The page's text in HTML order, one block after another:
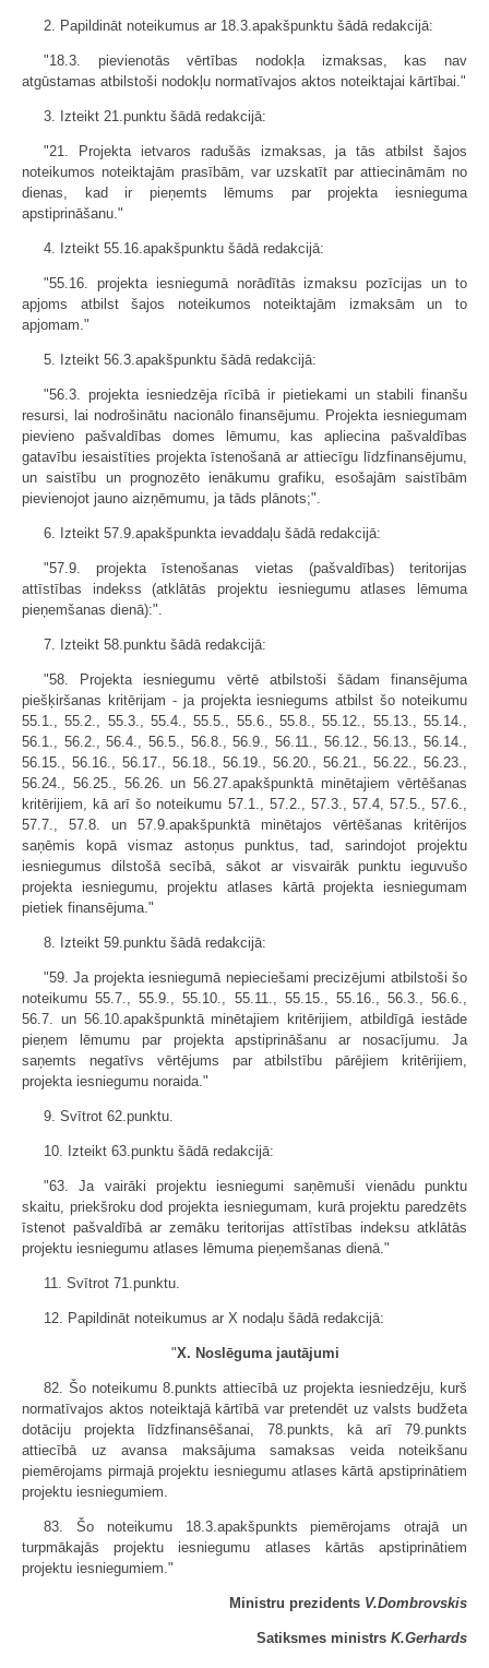
2. Papildināt noteikumus ar 18.3.apakš­punktu šādā redakcijā:
"18.3. pievienotās vērtības nodokļa izmaksas, kas nav
atgūstamas atbilstoši nodokļu normatīvajos aktos noteiktajai kārtībai."
3. Izteikt 21.punktu šādā redakcijā:
"21. Projekta ietvaros radušās izmaksas, ja tās atbilst šajos
noteikumos noteiktajām prasībām, var uzskatīt par attiecināmām no
dienas, kad ir pieņemts lēmums par projekta iesnieguma
apstiprināšanu."
4. Izteikt 55.16.apakšpunktu šādā redakcijā:
"55.16. projekta iesniegumā norādītās izmaksu pozīcijas un to
apjoms atbilst šajos noteikumos noteiktajām izmaksām un to
apjomam."
5. Izteikt 56.3.apakšpunktu šādā redakcijā:
"56.3. projekta iesniedzēja rīcībā ir pietiekami un stabili finanšu
resursi, lai nodrošinātu nacionālo finansējumu. Projekta iesniegumam
pievieno pašvaldības domes lēmumu, kas apliecina pašvaldības
gatavību iesaistīties projekta īstenošanā ar attiecīgu līdzfinansējumu,
un saistību un prognozēto ienākumu grafiku, esošajām saistībām
pievienojot jauno aizņēmumu, ja tāds plānots;".
6. Izteikt 57.9.apakšpunkta ievaddaļu šādā redakcijā:
"57.9. projekta īstenošanas vietas (pašvaldības) teritorijas
attīstības indekss (atklātās projektu iesniegumu atlases lēmuma
pieņemšanas dienā):".
7. Izteikt 58.punktu šādā redakcijā:
"58. Projekta iesniegumu vērtē atbilstoši šādam finansējuma
piešķiršanas kritērijam - ja projekta iesniegums atbilst šo noteikumu
55.1., 55.2., 55.3., 55.4., 55.5., 55.6., 55.8., 55.12., 55.13., 55.14.,
56.1., 56.2., 56.4., 56.5., 56.8., 56.9., 56.11., 56.12., 56.13., 56.14.,
56.15., 56.16., 56.17., 56.18., 56.19., 56.20., 56.21., 56.22., 56.23.,
56.24., 56.25., 56.26. un 56.27.apakšpunktā minētajiem vērtēšanas
kritērijiem, kā arī šo noteikumu 57.1., 57.2., 57.3., 57.4, 57.5., 57.6.,
57.7., 57.8. un 57.9.apakšpunktā minētajos vērtēšanas kritērijos
saņēmis kopā vismaz astoņus punktus, tad, sarindojot projektu
iesniegumus dilstošā secībā, sākot ar visvairāk punktu ieguvušo
projekta iesniegumu, projektu atlases kārtā projekta iesniegumam
pietiek finansējuma."
8. Izteikt 59.punktu šādā redakcijā:
"59. Ja projekta iesniegumā nepieciešami precizējumi atbilstoši šo
noteikumu 55.7., 55.9., 55.10., 55.11., 55.15., 55.16., 56.3., 56.6.,
56.7. un 56.10.apakšpunktā minētajiem kritērijiem, atbildīgā iestāde
pieņem lēmumu par projekta apstiprināšanu ar nosacījumu. Ja
saņemts negatīvs vērtējums par atbilstību pārējiem kritērijiem,
projekta iesniegumu noraida."
9. Svītrot 62.punktu.
10. Izteikt 63.punktu šādā redakcijā:
"63. Ja vairāki projektu iesniegumi saņēmuši vienādu punktu
skaitu, priekšroku dod projekta iesniegumam, kurā projektu paredzēts
īstenot pašvaldībā ar zemāku teritorijas attīstības indeksu atklātās
projektu iesniegumu atlases lēmuma pieņemšanas dienā."
11. Svītrot 71.punktu.
12. Papildināt noteikumus ar X nodaļu šādā redakcijā:
"X. Noslēguma jautājumi
82. Šo noteikumu 8.punkts attiecībā uz projekta iesniedzēju, kurš
normatīvajos aktos noteiktajā kārtībā var pretendēt uz valsts budžeta
dotāciju projekta līdzfinansēšanai, 78.punkts, kā arī 79.punkts
attiecībā uz avansa maksājuma samaksas veida noteikšanu
piemērojams pirmajā projektu iesniegumu atlases kārtā apstiprinātiem
projektu iesniegumiem.
83. Šo noteikumu 18.3.apakšpunkts piemērojams otrajā un
turpmākajās projektu iesniegumu atlases kārtās apstiprinātiem
projektu iesniegumiem."
Ministru prezidents V.Dombrovskis
Satiksmes ministrs K.Gerhards